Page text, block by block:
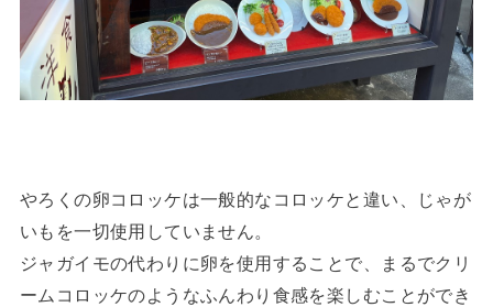
やろくの卵コロッケは一般的なコロッケと違い、じゃが
いもを一切使用していません。
ジャガイモの代わりに卵を使用することで、まるでクリ
ームコロッケのようなふんわり食感を楽しむことができ